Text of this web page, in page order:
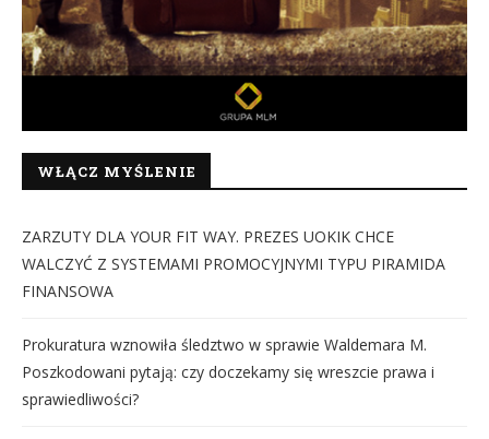
WŁĄCZ MYŚLENIE
ZARZUTY DLA YOUR FIT WAY. PREZES UOKIK CHCE
WALCZYĆ Z SYSTEMAMI PROMOCYJNYMI TYPU PIRAMIDA
FINANSOWA
Prokuratura wznowiła śledztwo w sprawie Waldemara M.
Poszkodowani pytają: czy doczekamy się wreszcie prawa i
sprawiedliwości?